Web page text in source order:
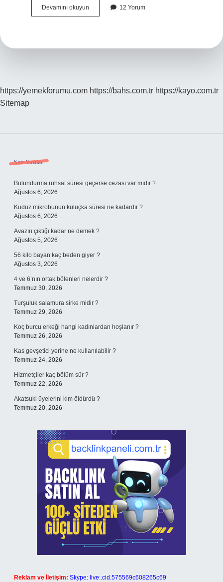
Devamını okuyun
Olmak
12 Yorum
https://yemekforumu.com https://bahs.com.tr https://kayo.com.tr
Sitemap
Sidebar
Son Yazılar
Bulundurma ruhsat süresi geçerse cezası var mıdır ?
Ağustos 6, 2026
Kuduz mikrobunun kuluçka süresi ne kadardır ?
Ağustos 6, 2026
Avazın çıktığı kadar ne demek ?
Ağustos 5, 2026
56 kilo bayan kaç beden giyer ?
Ağustos 3, 2026
4 ve 6’nın ortak bölenleri nelerdir ?
Temmuz 30, 2026
Turşuluk salamura sirke midir ?
Temmuz 29, 2026
Koç burcu erkeği hangi kadınlardan hoşlanır ?
Temmuz 26, 2026
Kas gevşetici yerine ne kullanılabilir ?
Temmuz 24, 2026
Hizmetçiler kaç bölüm sür ?
Temmuz 22, 2026
Akatsuki üyelerini kim öldürdü ?
Temmuz 20, 2026
Reklam ve İletişim: Skype: live:.cid.575569c608265c69